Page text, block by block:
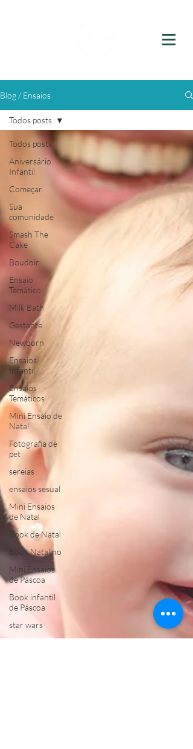
Blog / Ensaios
Todos posts
Aniversário
Infantil
Começar
Sua
comunidade
Smash The
Cake
Boudoir
Ensaio
Temático
Milk Bath
Gestante
Newborn
Ensaios
Infantil
Ensaios
Temáticos
Mini Ensaio de
Natal
Fotografia de
pet
sereias
ensaios sesual
Mini Ensaios
de Natal
Book de Natal
Book Natalino
Mini Ensaios
de Páscoa
Book infantil
de Páscoa
star wars
Todos posts